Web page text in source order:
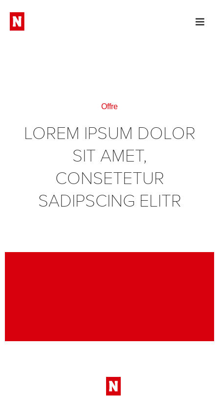
Offre
LOREM IPSUM DOLOR
SIT AMET,
CONSETETUR
SADIPSCING ELITR